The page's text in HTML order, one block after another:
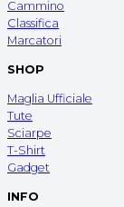
Cammino
Classifica
Marcatori
SHOP
Maglia Ufficiale
Tute
Sciarpe
T-Shirt
Gadget
INFO